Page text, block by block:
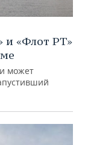
и «Флот РТ»
может